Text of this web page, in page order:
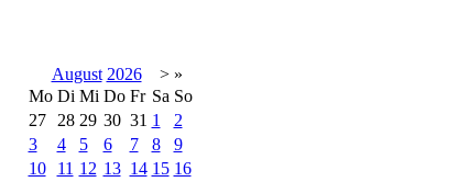
August 2026 > »
Mo Di Mi Do Fr Sa So
27
28 29 30 31 1
2
3
4 5 6 7 8
9
10
11 12 13 14 15 16